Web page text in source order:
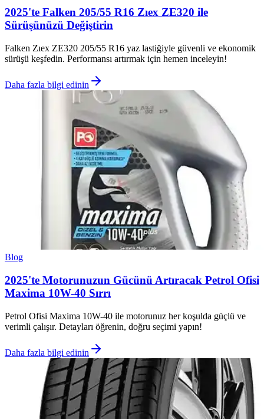
2025'te Falken 205/55 R16 Zıex ZE320 ile
Sürüşünüzü Değiştirin
Falken Zıex ZE320 205/55 R16 yaz lastiğiyle güvenli ve ekonomik
sürüşü keşfedin. Performansı artırmak için hemen inceleyin!
Daha fazla bilgi edinin
Blog
2025'te Motorunuzun Gücünü Artıracak Petrol Ofisi
Maxima 10W-40 Sırrı
Petrol Ofisi Maxima 10W-40 ile motorunuz her koşulda güçlü ve
verimli çalışır. Detayları öğrenin, doğru seçimi yapın!
Daha fazla bilgi edinin